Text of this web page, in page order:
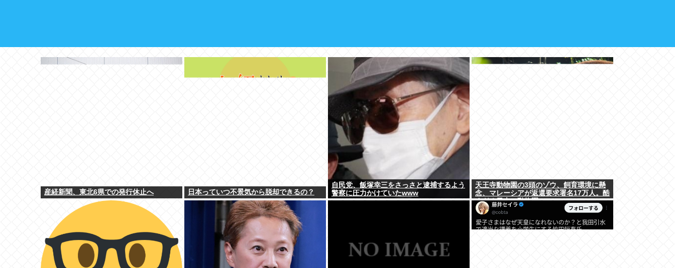
産経新聞、東北6県での発行休止へ 日本っていつ不景気から脱却できるの？
自民党、飯塚幸三をさっさと逮捕するよう
警察に圧力かけていたwww
天王寺動物園の3頭のゾウ、飼育環境に懸
念、マレーシアが返還要求署名17万人。酷
すぎる日本の動物園